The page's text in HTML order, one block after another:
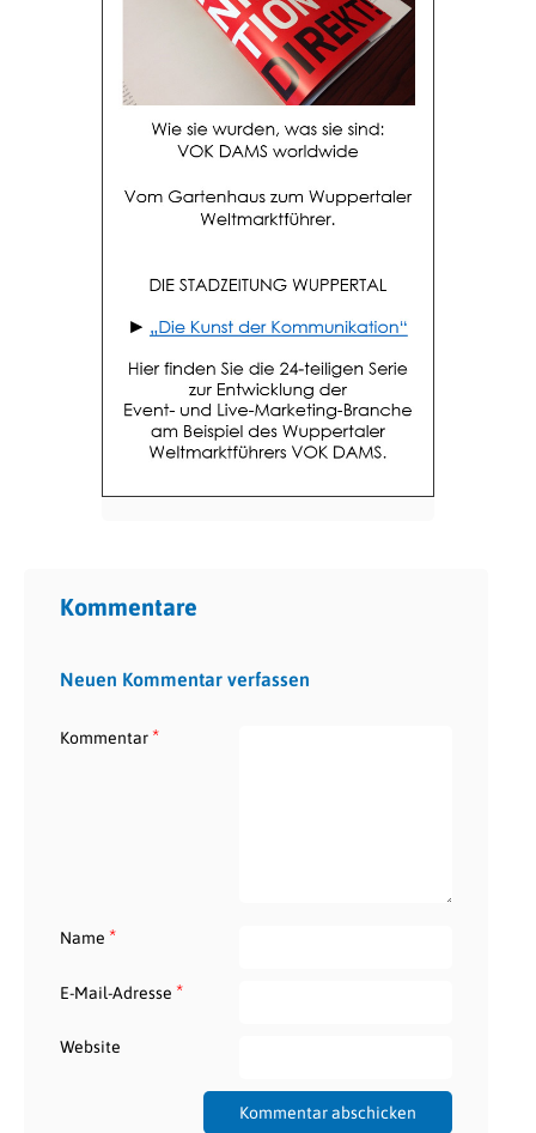
Kommentare
Neuen Kommentar verfassen
Kommentar*
Name *
E-Mail-Adresse *
Website